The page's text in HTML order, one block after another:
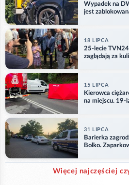
Wypadek na
jest
18 LIPCA
25-lecie
zaglądają za
15 LIPCA
Kierowca
na miejscu. 19-
31 LIPCA
Barierka
Bolko.
Więcej najczęściej